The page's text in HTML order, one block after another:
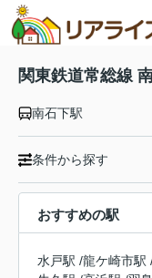
関東鉄道常総線
南石下駅
条件から探す
おすすめの駅
水戸駅 /龍ケ崎市駅